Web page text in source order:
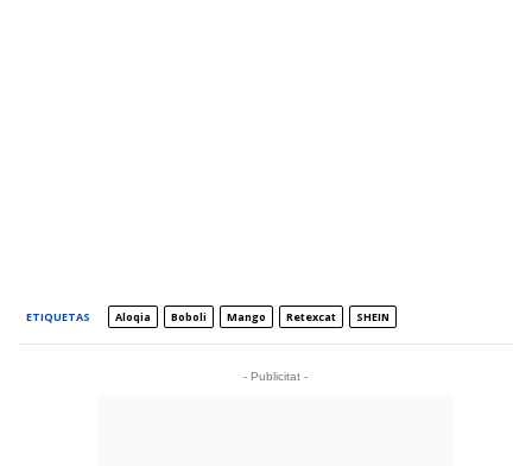
ETIQUETAS Aloqia Boboli Mango Retexcat SHEIN
- Publicitat -